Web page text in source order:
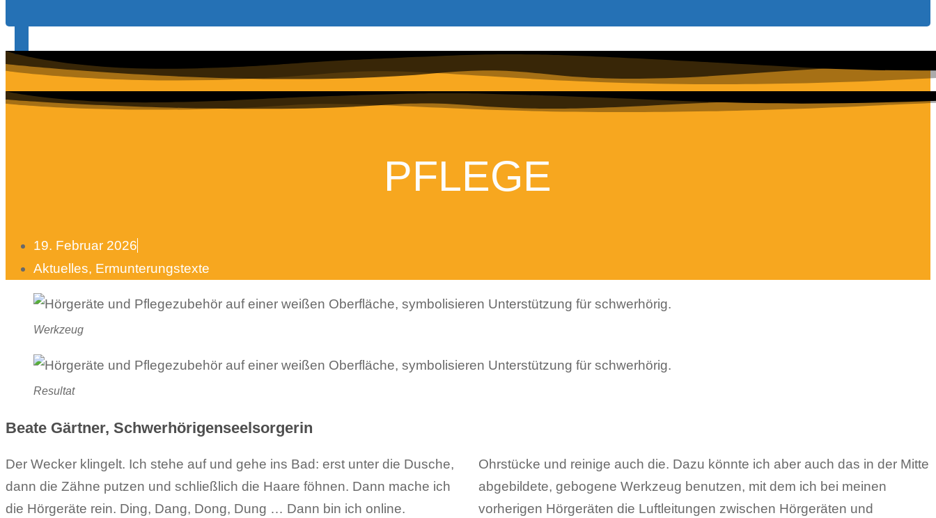
PFLEGE
19. Februar 2026
Aktuelles, Ermunterungstexte
Werkzeug
Resultat
Beate Gärtner, Schwerhörigenseelsorgerin
Der Wecker klingelt. Ich stehe auf und gehe ins Bad: erst unter die Dusche,
dann die Zähne putzen und schließlich die Haare föhnen. Dann mache ich
die Hörgeräte rein. Ding, Dang, Dong, Dung … Dann bin ich online.
Ohrstücke und reinige auch die. Dazu könnte ich aber auch das in der Mitte
abgebildete, gebogene Werkzeug benutzen, mit dem ich bei meinen
vorherigen Hörgeräten die Luftleitungen zwischen Hörgeräten und